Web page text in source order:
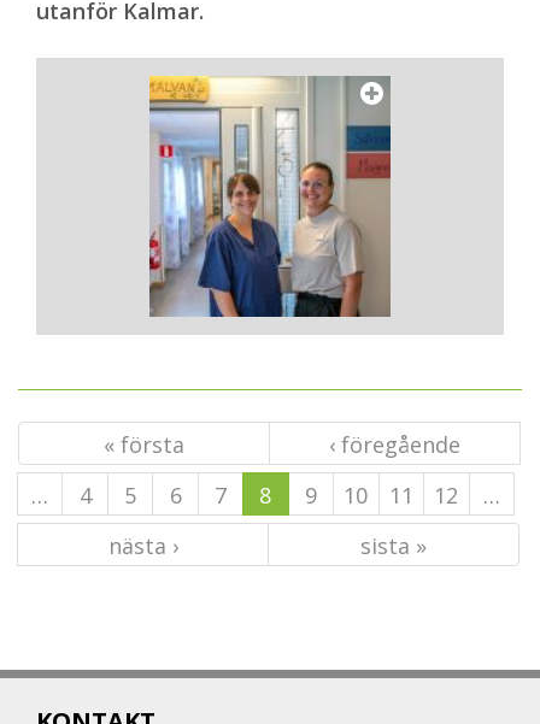
utanför Kalmar.
« första
‹ föregående
…
4 5 6 7 8 9 10 11 12
…
nästa ›
sista »